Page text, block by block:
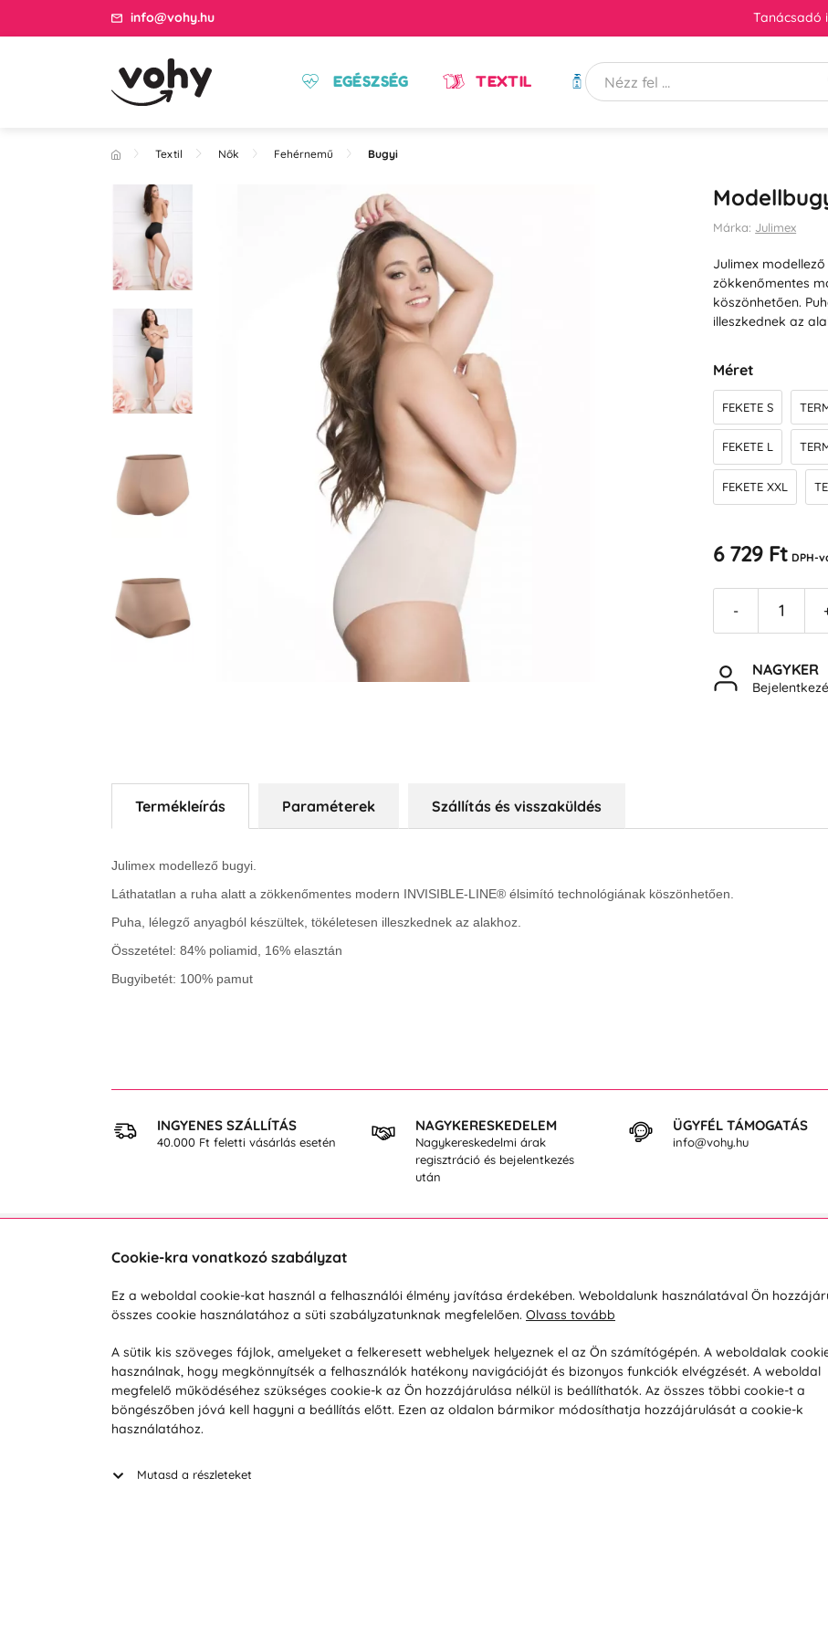
info@vohy.hu Tanácsadó
EGÉSZSÉG TEXTIL HIGIÉNIA
Textil Nők Fehérnemű Bugyi
Márka: Julimex
Julimex
zökkenőmentes
köszönhetően.
illeszkednek az
Méret
FEKETE S
FEKETE L
FEKETE XXL
6 729 Ft DPH-
-
NAGYKER
Termékleírás Paraméterek Szállítás és visszaküldés
Julimex modellező bugyi.
Láthatatlan a ruha alatt a zökkenőmentes modern INVISIBLE-LINE® élsimító technológiának köszönhetően.
Puha, lélegző anyagból készültek, tökéletesen illeszkednek az alakhoz.
Összetétel: 84% poliamid, 16% elasztán
Bugyibetét: 100% pamut
INGYENES SZÁLLÍTÁS
40.000 Ft feletti vásárlás esetén
NAGYKERESKEDELEM
Nagykereskedelmi árak
regisztráció és bejelentkezés
után
ÜGYFÉL TÁMOGATÁS
info@vohy.hu
Hétköznap 8:00-tól 16:00-ig
info@vohy.hu
Reklamáció / Áru visszaküldése
Szállítás és fizetés
Üzleti feltételek
Visszaküldési politika
Társaságról
Magánélet
Tanácsadó iroda
Cookie-kra vonatkozó szabályzat
Ez a weboldal cookie-kat használ a felhasználói élmény javítása érdekében. Weboldalunk használatával Ön
összes cookie használatához a süti szabályzatunknak megfelelően. Olvass tovább
A sütik kis szöveges fájlok, amelyeket a felkeresett webhelyek helyeznek el az Ön számítógépén. A weboldalak
használnak, hogy megkönnyítsék a felhasználók hatékony navigációját és bizonyos funkciók elvégzését. A weboldal
megfelelő működéséhez szükséges cookie-k az Ön hozzájárulása nélkül is beállíthatók. Az összes többi cookie-t a
böngészőben jóvá kell hagyni a beállítás előtt. Ezen az oldalon bármikor módosíthatja hozzájárulását a cookie-k
használatához.
Mutasd a részleteket